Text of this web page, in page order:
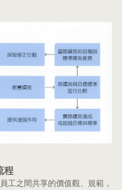
程
工之間共享的價值觀、規範，